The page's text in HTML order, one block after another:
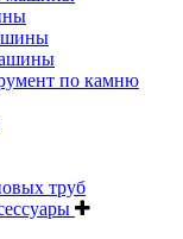
по камню
труб